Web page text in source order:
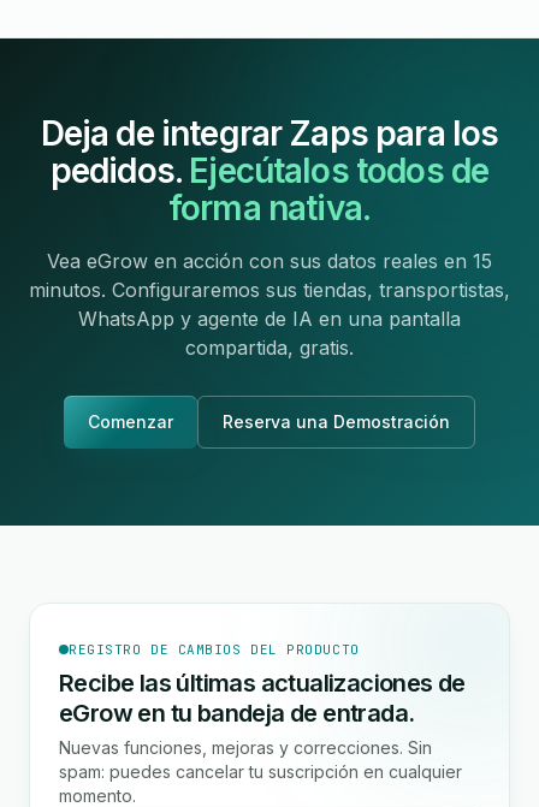
Deja de integrar Zaps para los
pedidos. Ejecútalos todos de
forma nativa.
Vea eGrow en acción con sus datos reales en 15
minutos. Configuraremos sus tiendas, transportistas,
WhatsApp y agente de IA en una pantalla
compartida, gratis.
Comenzar Reserva una Demostración
REGISTRO DE CAMBIOS DEL PRODUCTO
Recibe las últimas actualizaciones de
eGrow en tu bandeja de entrada.
Nuevas funciones, mejoras y correcciones. Sin
spam: puedes cancelar tu suscripción en cualquier
momento.